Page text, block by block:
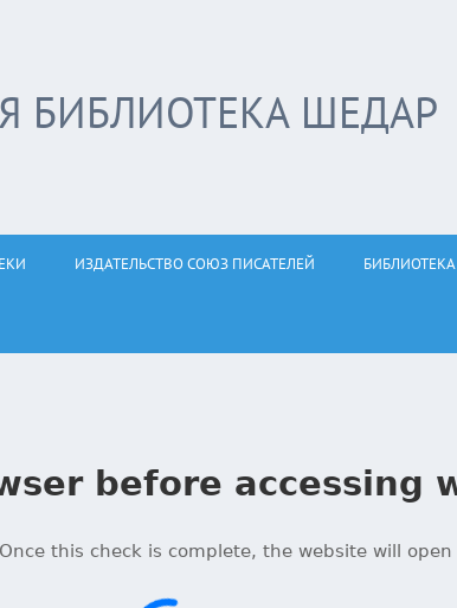
БИБЛИОТЕКА ШЕДАР
ИЗДАТЕЛЬСТВО СОЮЗ ПИСАТЕЛЕЙ БИБЛИОТЕКА